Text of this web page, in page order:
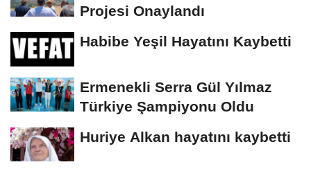
Projesi Onaylandı
Habibe Yeşil Hayatını Kaybetti
Ermenekli Serra Gül Yılmaz
Türkiye Şampiyonu Oldu
Huriye Alkan hayatını kaybetti